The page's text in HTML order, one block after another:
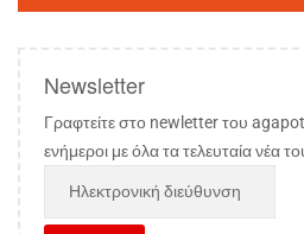
Newsletter
Γραφτείτε στο newletter του
ενήμεροι με όλα τα τελευταία νέα